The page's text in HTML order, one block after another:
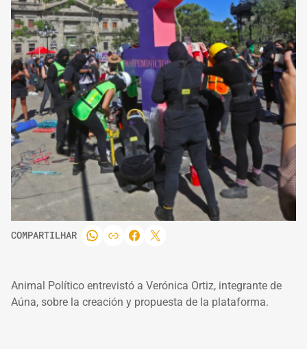
COMPARTILHAR
Animal Político entrevistó a Verónica Ortiz, integrante de
Aúna, sobre la creación y propuesta de la plataforma.